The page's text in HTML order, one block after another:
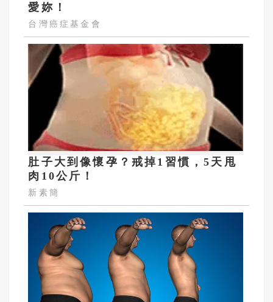
愛妳！
台灣癌症基金會
肚子大到像懷孕？戒掉1習慣，5天甩
肉10公斤！
新素簡